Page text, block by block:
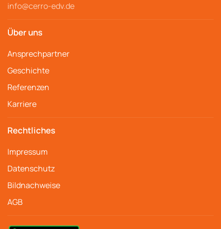
info@cerro-edv.de
Über uns
Ansprechpartner
Geschichte
Referenzen
Karriere
Rechtliches
Impressum
Datenschutz
Bildnachweise
AGB